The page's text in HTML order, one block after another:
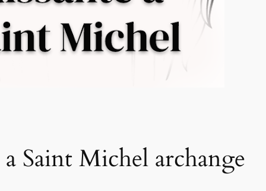
Saint Michel archange